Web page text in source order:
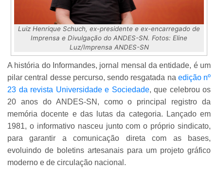
Luiz Henrique Schuch, ex-presidente e ex-encarregado de
Imprensa e Divulgação do ANDES-SN. Fotos: Eline
Luz/Imprensa ANDES-SN
A história do Informandes, jornal mensal da entidade, é um
pilar central desse percurso, sendo resgatada na edição nº
23 da revista Universidade e Sociedade, que celebrou os
20 anos do ANDES-SN, como o principal registro da
memória docente e das lutas da categoria. Lançado em
1981, o informativo nasceu junto com o próprio sindicato,
para garantir a comunicação direta com as bases,
evoluindo de boletins artesanais para um projeto gráfico
moderno e de circulação nacional.